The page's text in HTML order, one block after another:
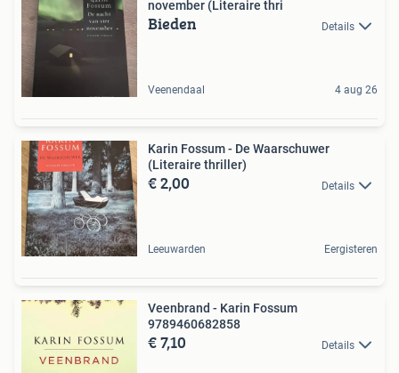
november (Literaire thri
Bieden Details
Veenendaal 4 aug 26
Karin Fossum - De Waarschuwer
(Literaire thriller)
€ 2,00 Details
Leeuwarden Eergisteren
Veenbrand - Karin Fossum
9789460682858
€ 7,10 Details